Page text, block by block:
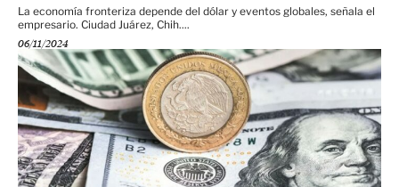
La economía fronteriza depende del dólar y eventos globales, señala el
empresario. Ciudad Juárez, Chih....
06/11/2024